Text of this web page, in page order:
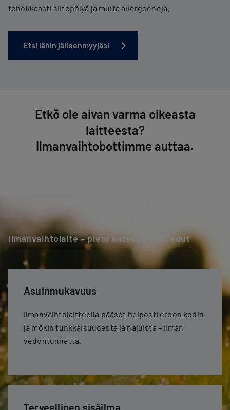
tehokkaasti siitepölyä ja muita allergeeneja.
Etsi lähin jälleenmyyjäsi
Etkö ole aivan varma oikeasta
laitteesta?
Il­man­vaih­to­bot­tim­me auttaa.
Ilmanvaihtolaite – pieni satsaus, isot edut
Asuinmukavuus
Ilmanvaihtolaitteella pääset helposti eroon kodin
ja mökin tunkkaisuudesta ja hajuista – ilman
vedontunnetta.
Terveellinen sisäilma